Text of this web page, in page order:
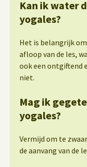
Kan ik water
yogales?
Het is belangrijk
afloop van de les,
ook een ontgiftend
niet.
Mag ik
yogales?
Vermijd om te
de aanvang van de